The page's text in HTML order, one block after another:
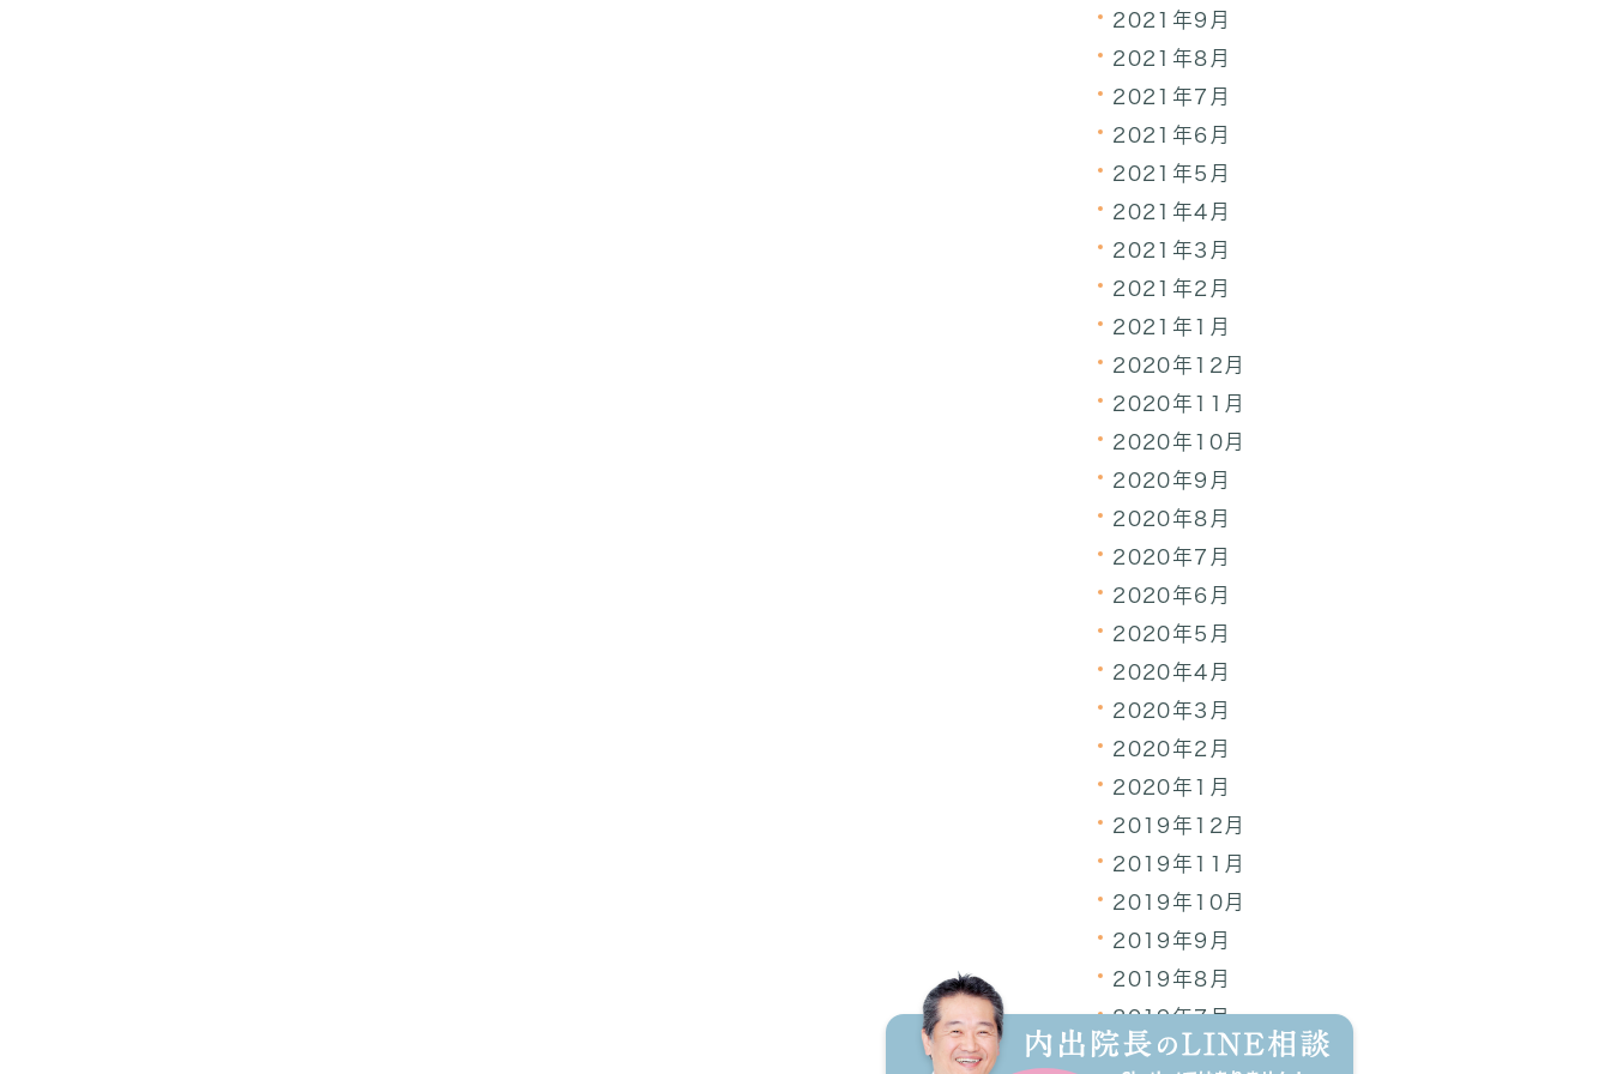
2021年9月
2021年8月
2021年7月
2021年6月
2021年5月
2021年4月
2021年3月
2021年2月
2021年1月
2020年12月
2020年11月
2020年10月
2020年9月
2020年8月
2020年7月
2020年6月
2020年5月
2020年4月
2020年3月
2020年2月
2020年1月
2019年12月
2019年11月
2019年10月
2019年9月
2019年8月
2019年7月
2019年6月